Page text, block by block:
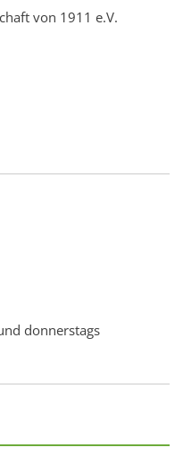
von 1911 e.V.
donnerstags